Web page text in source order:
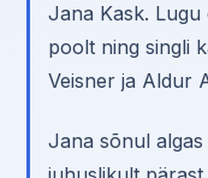
Jana Kask. Lugu
poolt ning singli
Veisner ja Aldur
Jana sõnul